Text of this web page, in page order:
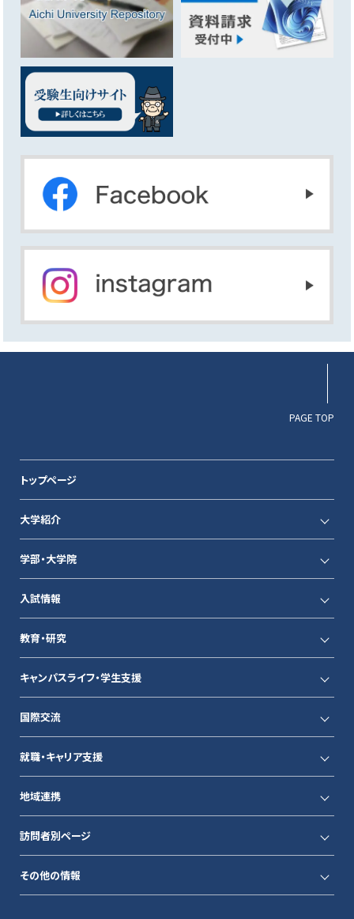
PAGE TOP
トップページ
大学紹介
学部・大学院
入試情報
教育・研究
キャンパスライフ・学生支援
国際交流
就職・キャリア支援
地域連携
訪問者別ページ
その他の情報